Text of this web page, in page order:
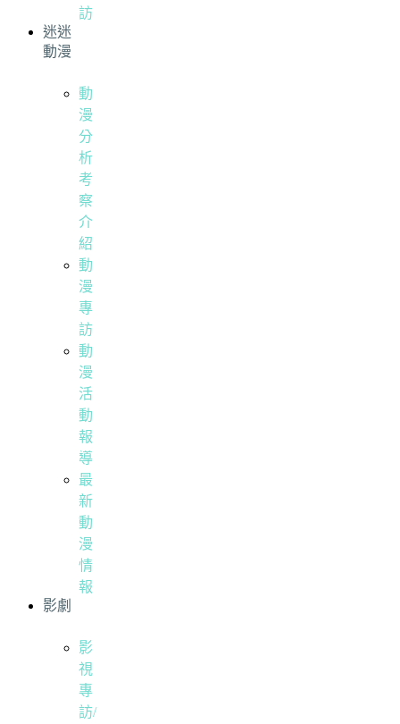
訪
迷迷
動漫
動
漫
分
析
考
察
介
紹
動
漫
專
訪
動
漫
活
動
報
導
最
新
動
漫
情
報
影劇
影
視
專
訪/